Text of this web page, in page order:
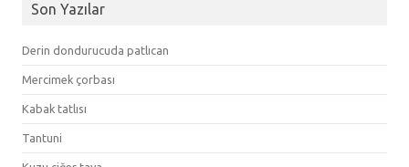
Son Yazılar
Derin dondurucuda patlıcan
Mercimek çorbası
Kabak tatlısı
Tantuni